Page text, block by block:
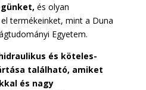
és olyan
termékeinket, mint a Duna
Egyetem.
és köteles-
található, amiket
és nagy